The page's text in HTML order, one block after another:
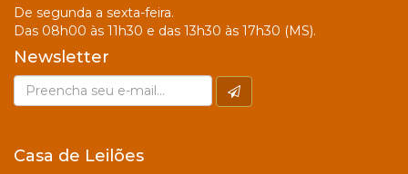
De segunda a sexta-feira.
Das 08h00 às 11h30 e das 13h30 às 17h30 (MS).
Newsletter
Casa de Leilões